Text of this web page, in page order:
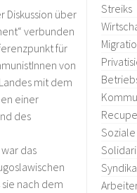
Diskussion über
verbunden
für
von
mit dem
einer
des
das
nach dem
Streiks